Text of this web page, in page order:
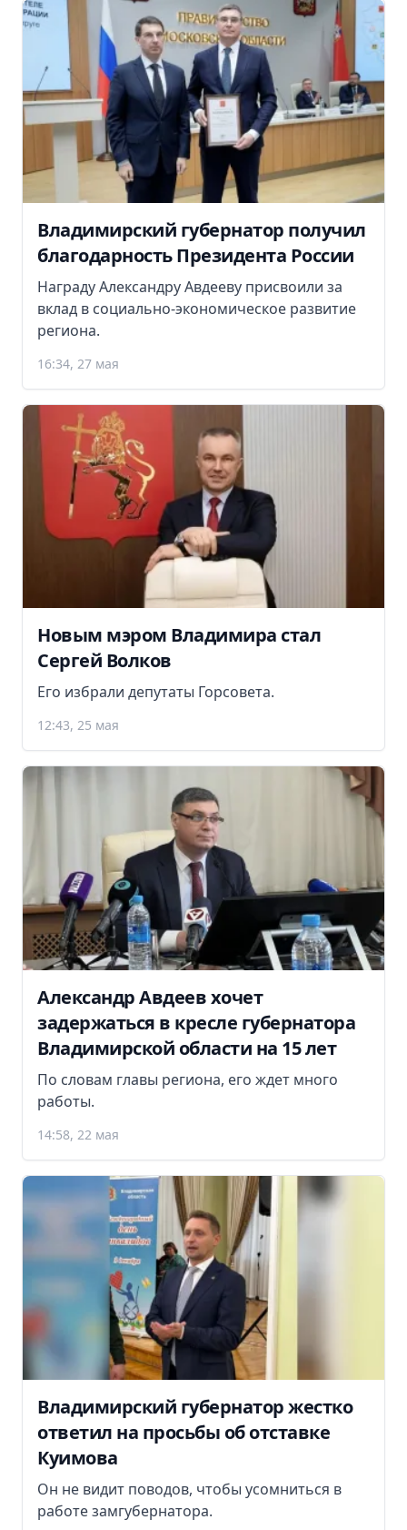
Владимирский губернатор получил
благодарность Президента России
Награду Александру Авдееву присвоили за
вклад в социально-экономическое развитие
региона.
16:34, 27 мая
Новым мэром Владимира стал
Сергей Волков
Его избрали депутаты Горсовета.
12:43, 25 мая
Александр Авдеев хочет
задержаться в кресле губернатора
Владимирской области на 15 лет
По словам главы региона, его ждет много
работы.
14:58, 22 мая
Владимирский губернатор жестко
ответил на просьбы об отставке
Куимова
Он не видит поводов, чтобы усомниться в
работе замгубернатора.